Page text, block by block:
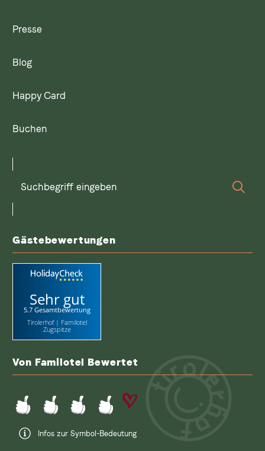
Presse
Blog
Happy Card
Buchen
Suchbegriff
Gästebewertungen
Sehr gut
5.7 Gesamtbewertung
Tirolerhof | Familotel
Zugspitze
Von Familotel Bewertet
Infos zur Symbol-Bedeutung